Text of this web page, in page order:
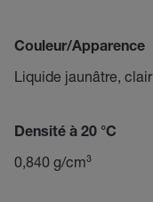
Couleur/Apparence
Liquide jaunâtre, clair
Densité à 20 °C
0,840 g/cm³